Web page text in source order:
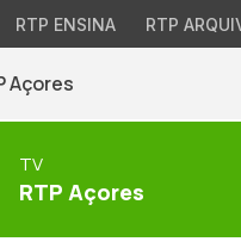
RTP ENSINA RTP
Açores
TV
RTP Açores